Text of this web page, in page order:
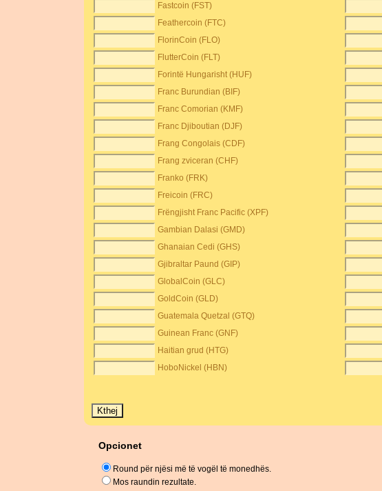
Fastcoin (FST)
Feathercoin (FTC)
FlorinCoin (FLO)
FlutterCoin (FLT)
Forintë Hungarisht (HUF)
Franc Burundian (BIF)
Franc Comorian (KMF)
Franc Djiboutian (DJF)
Frang Congolais (CDF)
Frang zviceran (CHF)
Franko (FRK)
Freicoin (FRC)
Frëngjisht Franc Pacific (XPF)
Gambian Dalasi (GMD)
Ghanaian Cedi (GHS)
Gjibraltar Paund (GIP)
GlobalCoin (GLC)
GoldCoin (GLD)
Guatemala Quetzal (GTQ)
Guinean Franc (GNF)
Haitian grud (HTG)
HoboNickel (HBN)
Opcionet
Round për njësi më të vogël të monedhës.
Mos raundin rezultate.